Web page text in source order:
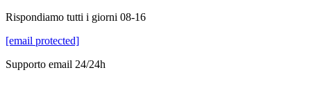
Rispondiamo tutti i giorni 08-16
[email protected]
Supporto email 24/24h